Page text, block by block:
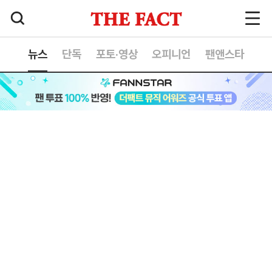
뉴스 단독 포토·영상 오피니언 팬앤스타